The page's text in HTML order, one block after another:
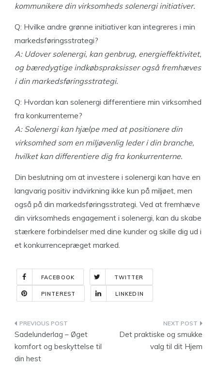
kommunikere din virksomheds solenergi initiativer.
Q: Hvilke andre grønne initiativer kan integreres i min
markedsføringsstrategi?
A: Udover solenergi, kan genbrug, energieffektivitet,
og bæredygtige indkøbspraksisser også fremhæves
i din markedsføringsstrategi.
Q: Hvordan kan solenergi differentiere min virksomhed
fra konkurrenterne?
A: Solenergi kan hjælpe med at positionere din
virksomhed som en miljøvenlig leder i din branche,
hvilket kan differentiere dig fra konkurrenterne.
Din beslutning om at investere i solenergi kan have en
langvarig positiv indvirkning ikke kun på miljøet, men
også på din markedsføringsstrategi. Ved at fremhæve
din virksomheds engagement i solenergi, kan du skabe
stærkere forbindelser med dine kunder og skille dig ud i
et konkurrencepræget marked.
FACEBOOK TWITTER
PINTEREST LINKEDIN
Indlægsnavigation
Sadelunderlag – Øget
komfort og beskyttelse til
din hest
Det praktiske og smukke
valg til dit Hjem